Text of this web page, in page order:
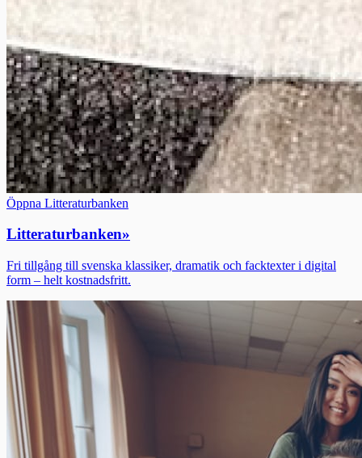
Öppna Litteraturbanken
Litteraturbanken»
Fri tillgång till svenska klassiker, dramatik och facktexter i digital
form – helt kostnadsfritt.